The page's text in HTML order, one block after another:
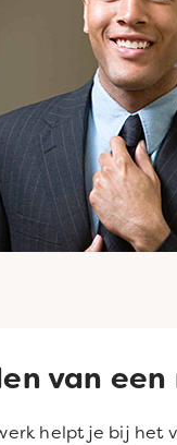
van
helpt je bij het